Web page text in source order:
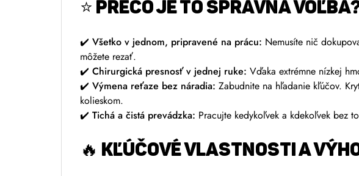
⭐ PREČO JE TO SPRÁVNA
✔️ Všetko v jednom, pripravené na prácu: Nemusíte nič
môžete rezať.
✔️ Chirurgická presnosť v jednej ruke: Vďaka extrémne nízkej
✔️ Výmena reťaze bez náradia: Zabudnite na hľadanie kľúčov.
kolieskom.
✔️ Tichá a čistá prevádzka: Pracujte kedykoľvek a kdekoľvek bez
🔥 KĽÚČOVÉ VLASTNOSTI A